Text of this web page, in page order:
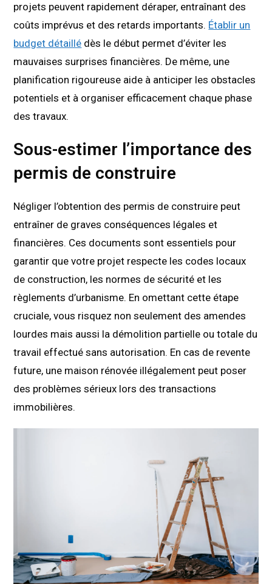
projets peuvent rapidement déraper, entraînant des
coûts imprévus et des retards importants. Établir un
budget détaillé dès le début permet d’éviter les
mauvaises surprises financières. De même, une
planification rigoureuse aide à anticiper les obstacles
potentiels et à organiser efficacement chaque phase
des travaux.
Sous-estimer l’importance des
permis de construire
Négliger l’obtention des permis de construire peut
entraîner de graves conséquences légales et
financières. Ces documents sont essentiels pour
garantir que votre projet respecte les codes locaux
de construction, les normes de sécurité et les
règlements d’urbanisme. En omettant cette étape
cruciale, vous risquez non seulement des amendes
lourdes mais aussi la démolition partielle ou totale du
travail effectué sans autorisation. En cas de revente
future, une maison rénovée illégalement peut poser
des problèmes sérieux lors des transactions
immobilières.